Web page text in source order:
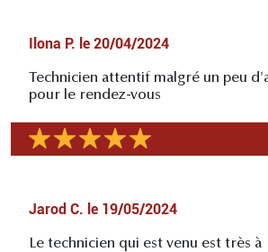
Ilona P. le 20/04/2024
Technicien attentif malgré un peu
pour le rendez-vous
Jarod C. le 19/05/2024
Le technicien qui est venu est très à